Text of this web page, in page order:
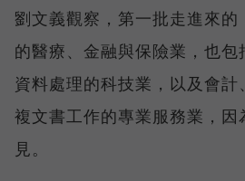
劉文義觀察，第一批走進來的
的醫療、金融與保險業，也
資料處理的科技業，以及會
複文書工作的專業服務業，因
見。